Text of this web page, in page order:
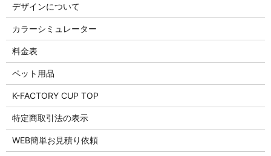
デザインについて
カラーシミュレーター
料金表
ペット用品
K-FACTORY CUP TOP
特定商取引法の表示
WEB簡単お見積り依頼